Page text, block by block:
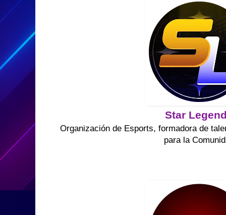
Star
Organización de Esports, formadora de
para la